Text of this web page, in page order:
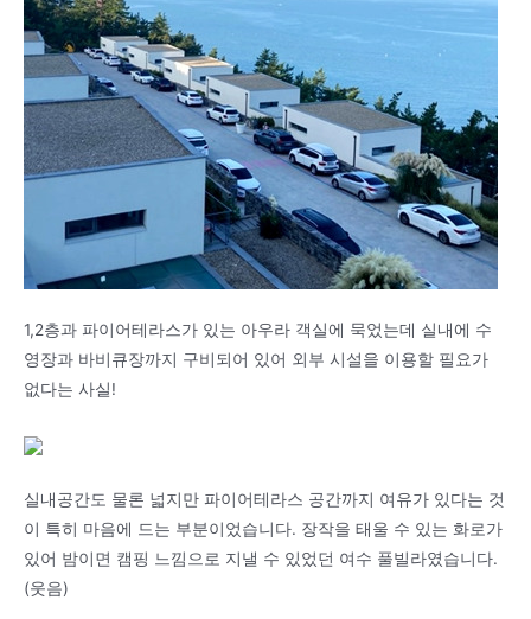
1,2층과 파이어테라스가 있는 아우라 객실에 묵었는데 실내에 수
영장과 바비큐장까지 구비되어 있어 외부 시설을 이용할 필요가
없다는 사실!
실내공간도 물론 넓지만 파이어테라스 공간까지 여유가 있다는 것
이 특히 마음에 드는 부분이었습니다. 장작을 태울 수 있는 화로가
있어 밤이면 캠핑 느낌으로 지낼 수 있었던 여수 풀빌라였습니다.
(웃음)